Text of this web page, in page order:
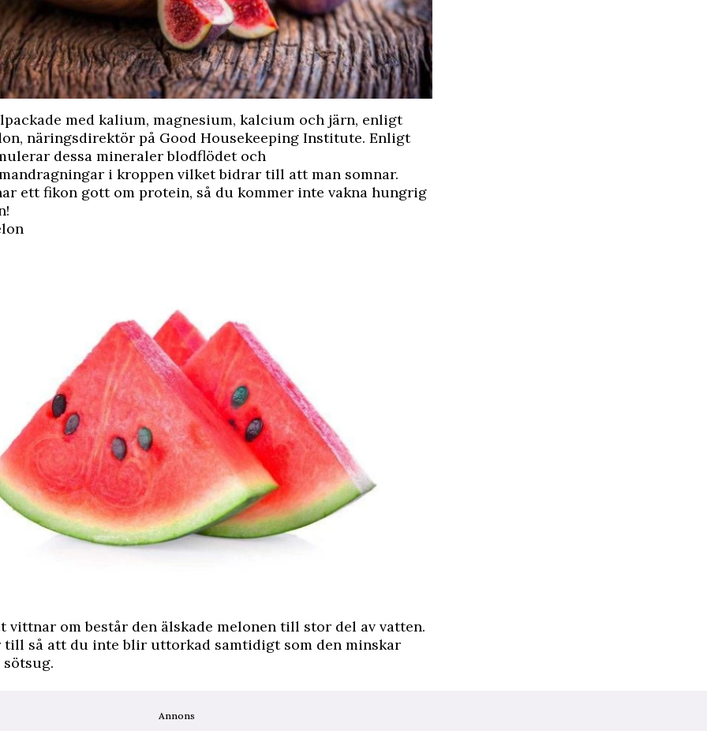
med kalium, magnesium, kalcium och järn, enligt
näringsdirektör på Good Housekeeping Institute. Enligt
dessa mineraler blodflödet och
i kroppen vilket bidrar till att man somnar.
ett fikon gott om protein, så du kommer inte vakna hungrig
vittnar om består den älskade melonen till stor del av vatten.
till så att du inte blir uttorkad samtidigt som den minskar
Annons